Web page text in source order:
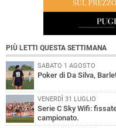
PIÙ LETTI QUESTA SETTIMANA
SABATO 1 AGOSTO
Poker di Da Silva,
VENERDÌ 31 LUGLIO
Serie C Sky Wifi:
campionato.